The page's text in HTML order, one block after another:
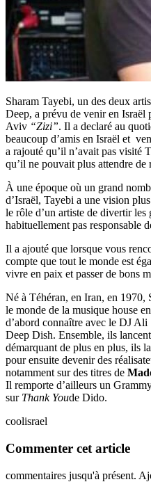
Sharam Tayebi, un des deux
Deep, a prévu de venir en
Aviv “Zizi”. Il a declaré au
beaucoup d’amis en Israël et
a rajouté qu’il n’avait pas visité
qu’il ne pouvait plus attendre de
À une époque où un grand
d’Israël, Tayebi a une vision
le rôle d’un artiste de divertir les
habituellement pas responsable
Il a ajouté que lorsque vous
compte que tout le monde est
vivre en paix et passer de bons
Né à Téhéran, en Iran, en 1970,
le monde de la musique house
d’abord connaître avec le DJ
Deep Dish. Ensemble, ils
démarquant de plus en plus, ils
pour ensuite devenir des
notamment sur des titres de
Il remporte d’ailleurs un
sur Thank Youde Dido.
coolisrael
Commenter cet article
commentaires jusqu'à présent.